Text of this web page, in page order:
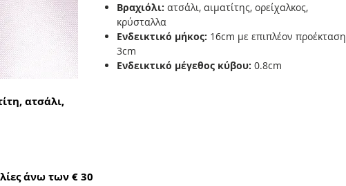
ατσάλι,
Βραχιόλι: ατσάλι, αιματίτης, ορείχαλκος,
κρύσταλλα
Ενδεικτικό μήκος: 16cm με επιπλέον προέκταση
3cm
Ενδεικτικό μέγεθος κύβου: 0.8cm
άνω των € 30